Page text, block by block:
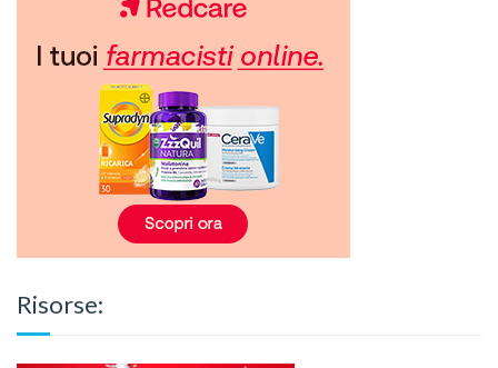
Risorse: